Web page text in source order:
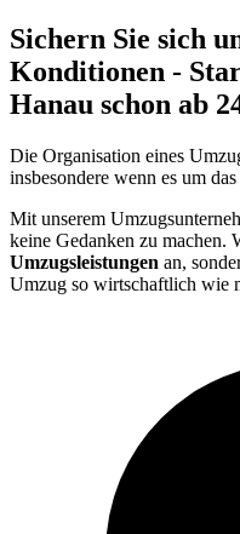
Sichern Sie sich
Konditionen -
Hanau schon ab
Die Organisation eines
insbesondere wenn es um
Mit unserem
keine Gedanken zu machen.
Umzugsleistungen an,
Umzug so wirtschaftlich wie